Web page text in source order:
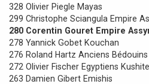
328 Olivier Piegle Mayas
299 Christophe Sciangula Empire
280 Corentin Gouret Empire
278 Yannick Gobet Kouchan
276 Roland Hartz Anciens Bédouins
272 Olivier Fischer Egyptiens
263 Damien Gibert Emishis